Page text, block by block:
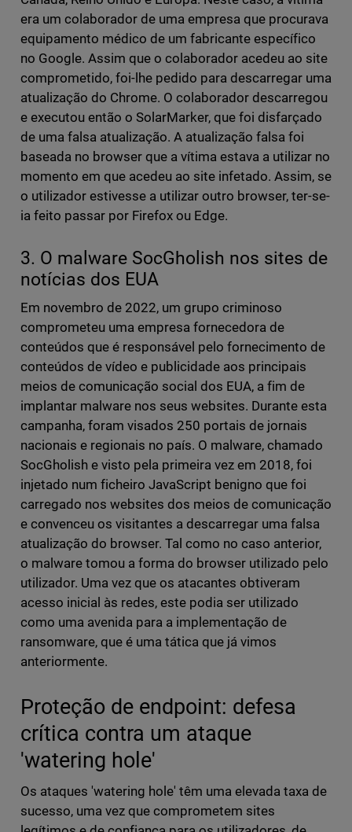
era um colaborador de uma empresa que procurava
equipamento médico de um fabricante específico
no Google. Assim que o colaborador acedeu ao site
comprometido, foi-lhe pedido para descarregar uma
atualização do Chrome. O colaborador descarregou
e executou então o SolarMarker, que foi disfarçado
de uma falsa atualização. A atualização falsa foi
baseada no browser que a vítima estava a utilizar no
momento em que acedeu ao site infetado. Assim, se
o utilizador estivesse a utilizar outro browser, ter-se-
ia feito passar por Firefox ou Edge.
3. O malware SocGholish nos sites de
notícias dos EUA
Em novembro de 2022, um grupo criminoso
comprometeu uma empresa fornecedora de
conteúdos que é responsável pelo fornecimento de
conteúdos de vídeo e publicidade aos principais
meios de comunicação social dos EUA, a fim de
implantar malware nos seus websites. Durante esta
campanha, foram visados 250 portais de jornais
nacionais e regionais no país. O malware, chamado
SocGholish e visto pela primeira vez em 2018, foi
injetado num ficheiro JavaScript benigno que foi
carregado nos websites dos meios de comunicação
e convenceu os visitantes a descarregar uma falsa
atualização do browser. Tal como no caso anterior,
o malware tomou a forma do browser utilizado pelo
utilizador. Uma vez que os atacantes obtiveram
acesso inicial às redes, este podia ser utilizado
como uma avenida para a implementação de
ransomware, que é uma tática que já vimos
anteriormente.
Proteção de endpoint: defesa
crítica contra um ataque
'watering hole'
Os ataques 'watering hole' têm uma elevada taxa de
sucesso, uma vez que comprometem sites